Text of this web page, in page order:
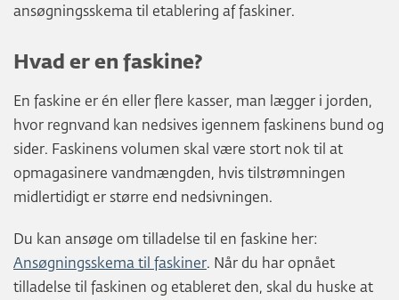
ansøgningsskema til etablering af faskiner.
Hvad er en faskine?
En faskine er én eller flere kasser, man lægger i jorden,
hvor regnvand kan nedsives igennem faskinens bund og
sider. Faskinens volumen skal være stort nok til at
opmagasinere vandmængden, hvis tilstrømningen
midlertidigt er større end nedsivningen.
Du kan ansøge om tilladelse til en faskine her:
Ansøgningsskema til faskiner. Når du har opnået
tilladelse til faskinen og etableret den, skal du huske at